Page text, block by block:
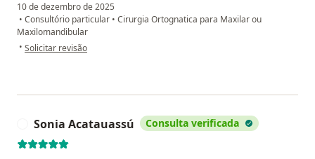
10 de dezembro de 2025
• Consultório particular • Cirurgia Ortognatica para Maxilar ou
Maxilomandibular
• na opinião do utilizador Cecilia Xavier
Solicitar revisão
Sonia Acatauassú Consulta verificada